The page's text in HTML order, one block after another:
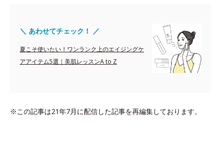
＼ あわせてチェック！ ／
夏こそ使いたい！ワンランク上のエイジングケ
アアイテム5選｜美肌レッスンA to Z
※この記事は21年7月に配信した記事を再編集しております。